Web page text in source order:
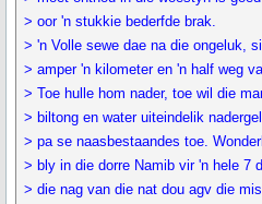
> oor 'n stukkie bederfde brak.
> 'n Volle sewe dae na die ongeluk,
> amper 'n kilometer en 'n half weg
> Toe hulle hom nader, toe wil die
> biltong en water uiteindelik
> pa se naasbestaandes toe.
> bly in die dorre Namib vir 'n hele 7
> die nag van die nat dou agv die